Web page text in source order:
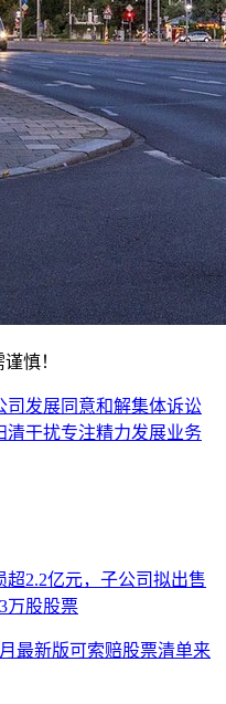
慎！
发展同意和解集体诉讼
清干扰专注精力发展业务
2.2亿元，子公司拟出售
万股股票
最新版可索赔股票清单来